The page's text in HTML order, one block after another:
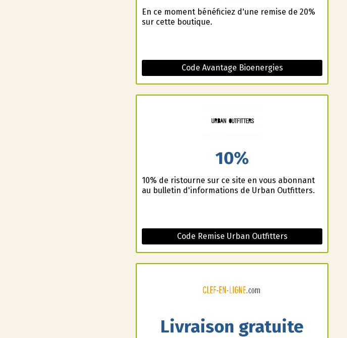
En ce moment bénéficiez d'une remise de 20%
sur cette boutique.
Code Avantage Bioenergies
10%
10% de ristourne sur ce site en vous abonnant
au bulletin d'informations de Urban Outfitters.
Code Remise Urban Outfitters
Livraison gratuite